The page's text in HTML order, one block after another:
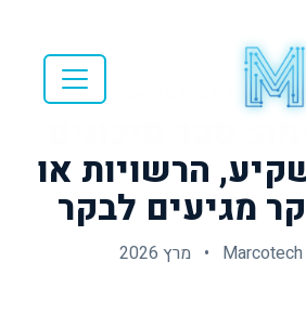
|
הרשויות או
מגיעים לבקר
• מרץ 2026